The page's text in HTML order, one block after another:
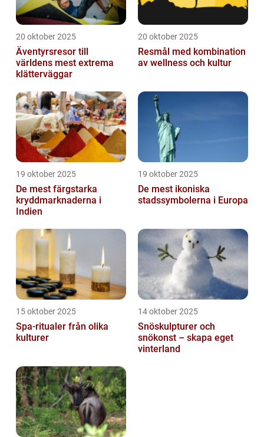
20 oktober 2025
Äventyrsresor till
världens mest extrema
klätterväggar
20 oktober 2025
Resmål med kombination
av wellness och kultur
19 oktober 2025
De mest färgstarka
kryddmarknaderna i
Indien
19 oktober 2025
De mest ikoniska
stadssymbolerna i Europa
15 oktober 2025
Spa-ritualer från olika
kulturer
14 oktober 2025
Snöskulpturer och
snökonst – skapa eget
vinterland